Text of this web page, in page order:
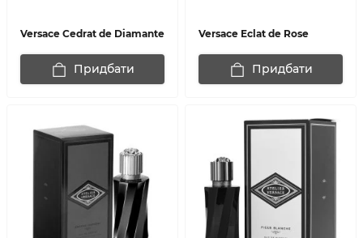
Versace Cedrat de Diamante
Придбати
Versace Eclat de Rose
Придбати